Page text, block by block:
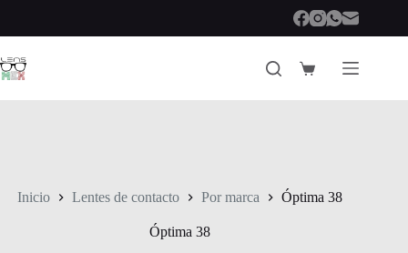
contenido
Carro
Inicio Lentes de contacto Por marca Óptima 38
Óptima 38